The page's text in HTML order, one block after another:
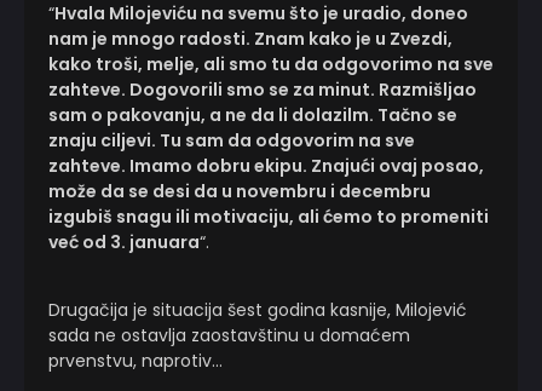
“Hvala Milojeviću na svemu što je uradio, doneo
nam je mnogo radosti. Znam kako je u Zvezdi,
kako troši, melje, ali smo tu da odgovorimo na sve
zahteve. Dogovorili smo se za minut. Razmišljao
sam o pakovanju, a ne da li dolazilm. Tačno se
znaju ciljevi. Tu sam da odgovorim na sve
zahteve. Imamo dobru ekipu. Znajući ovaj posao,
može da se desi da u novembru i decembru
izgubiš snagu ili motivaciju, ali ćemo to promeniti
već od 3. januara“.
Drugačija je situacija šest godina kasnije, Milojević
sada ne ostavlja zaostavštinu u domaćem
prvenstvu, naprotiv…